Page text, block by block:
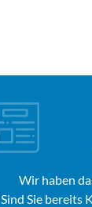
Wir haben
Sind Sie bereits